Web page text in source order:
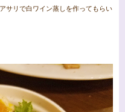
サリで白ワイン蒸しを作ってもらい